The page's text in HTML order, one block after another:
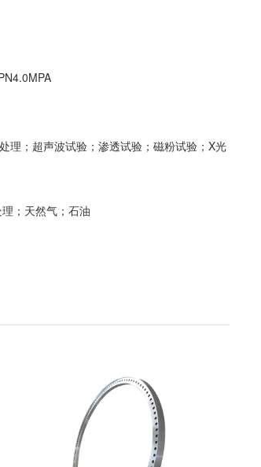
理；超声波试验；渗透试验；磁粉试验；X光
；天然气；石油